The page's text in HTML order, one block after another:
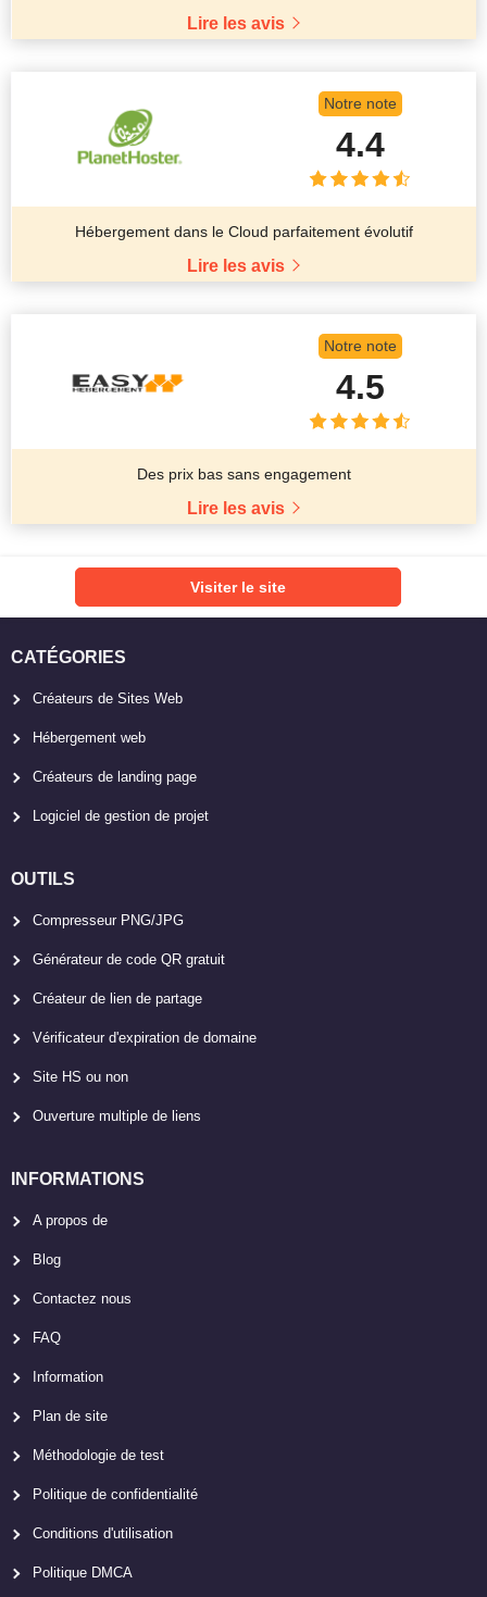
Lire les avis
Notre note
4.4
Hébergement dans le Cloud parfaitement évolutif
Lire les avis
Notre note
4.5
Des prix bas sans engagement
Lire les avis
Visiter le site
CATÉGORIES
Créateurs de Sites Web
Hébergement web
Créateurs de landing page
Logiciel de gestion de projet
OUTILS
Compresseur PNG/JPG
Générateur de code QR gratuit
Créateur de lien de partage
Vérificateur d'expiration de domaine
Site HS ou non
Ouverture multiple de liens
INFORMATIONS
A propos de
Blog
Contactez nous
FAQ
Information
Plan de site
Méthodologie de test
Politique de confidentialité
Conditions d'utilisation
Politique DMCA